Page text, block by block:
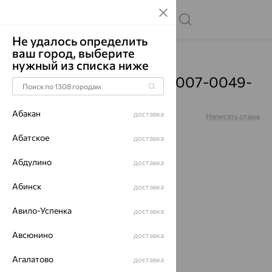
Главная Каталог Броши Фианит
Брошь, золото, фианит, 007-0049-
0001-011
Артикул: Написать отзыв
Не удалось определить
ваш город, выберите
нужный из списка ниже
Абакан доставка
Абатское доставка
Абдулино доставка
Абинск доставка
Авило-Успенка доставка
Авсюнино доставка
Агалатово доставка